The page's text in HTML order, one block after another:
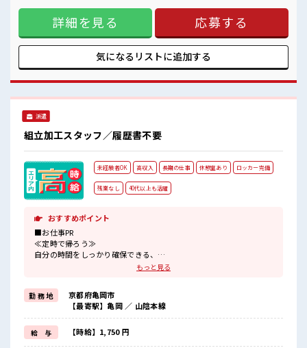
派手過ぎなければOKだから、
モチベーションもUP！
休憩時間にゆっくりできるスペース完備！
満喫！ ≪モチベーションもUP≫ 派手過ぎなければ髪型や髪色
自由♪ (規定有)≪機能的な制服アリ≫ 制服があるので、 毎日
の服装の悩み解消♪ ≪未経験でも活躍できる≫ 新しいことに
チャレンジするのは不安だけど、 しっかり働く環境が整って
います！ イチからスキルUP・ステップUP目指していきまし
ら、 モチベーションもUP！ 休憩時間にゆっくりできるスペー
ス完備！
詳細を見る 応募する
気になるリストに追加する
派遣
組立加工スタッフ／履歴書不要
未経験者OK 高収入 長期の仕事 休憩室あり ロッカー完備
残業なし 40代以上も活躍
おすすめポイント
■お仕事PR
≪定時で帰ろう≫
自分の時間をしっかり確保できる、
新しいことにチャレンジするのは不安だけど、
しっかり働く環境が整っています！
イチからスキルUP・ステップUP目指していきましょう！
≪様々なお仕事をご提案≫
一人で悩まず気軽に相談できる、
派遣のお仕事です！
もっと見る
勤 務 地
京都府亀岡市
【最寄駅】亀岡 ／ 山陰本線
給 与 【時給】1,750 円